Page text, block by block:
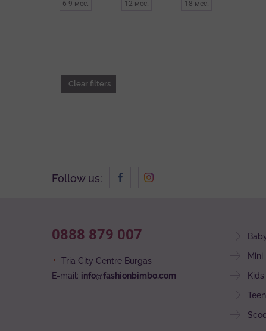
6-9 мес. 12 мес. 18 мес.
Clear filters
Follow us:
0888 879 007
Tria City Centre Burgas
E-mail: info@fashionbimbo.com
Mini
Kids
Teen